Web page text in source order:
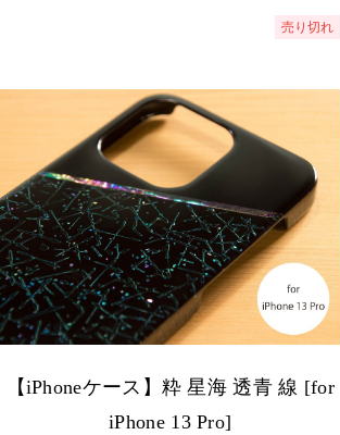
売り切れ
【iPhoneケース】粋 星海 透青 線 [for
iPhone 13 Pro]